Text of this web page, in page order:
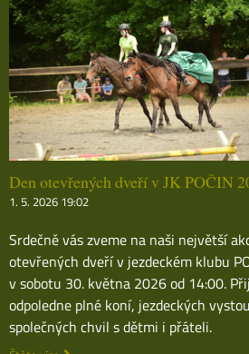
Den otevřených dveří v JK POČIN
1. 5. 2026 19:02
Srdečně vás zveme na naši největší
otevřených dveří v jezdeckém klubu
v sobotu 30. května 2026 od 14:00.
odpoledne plné koní, jezdeckých
společných chvil s dětmi i přáteli.